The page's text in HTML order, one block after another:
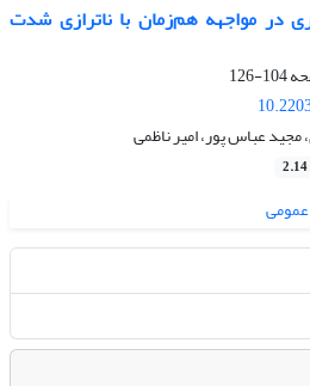
در مواجهه هم‌زمان با ناترازی شدت
104-126
عباس پور، امیر ناظمی